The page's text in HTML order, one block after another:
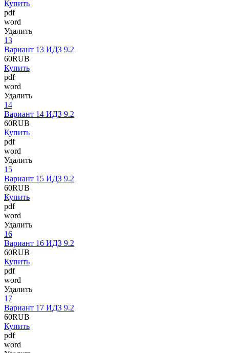
Купить
pdf
word
Удалить
13
Вариант 13 ИДЗ 9.2
60RUB
Купить
pdf
word
Удалить
14
Вариант 14 ИДЗ 9.2
60RUB
Купить
pdf
word
Удалить
15
Вариант 15 ИДЗ 9.2
60RUB
Купить
pdf
word
Удалить
16
Вариант 16 ИДЗ 9.2
60RUB
Купить
pdf
word
Удалить
17
Вариант 17 ИДЗ 9.2
60RUB
Купить
pdf
word